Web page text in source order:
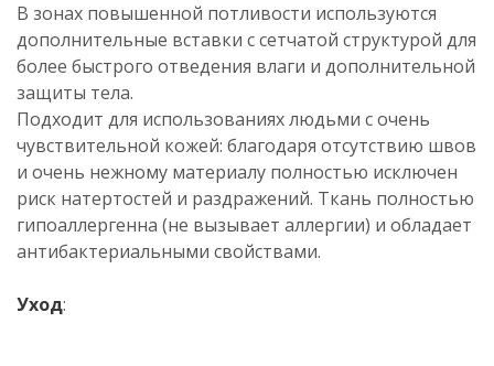
В зонах повышенной потливости используются
дополнительные вставки с сетчатой структурой для
более быстрого отведения влаги и дополнительной
защиты тела.
Подходит для использованиях людьми с очень
чувствительной кожей: благодаря отсутствию швов
и очень нежному материалу полностью исключен
риск натертостей и раздражений. Ткань полностью
гипоаллергенна (не вызывает аллергии) и обладает
антибактериальными свойствами.
Уход: